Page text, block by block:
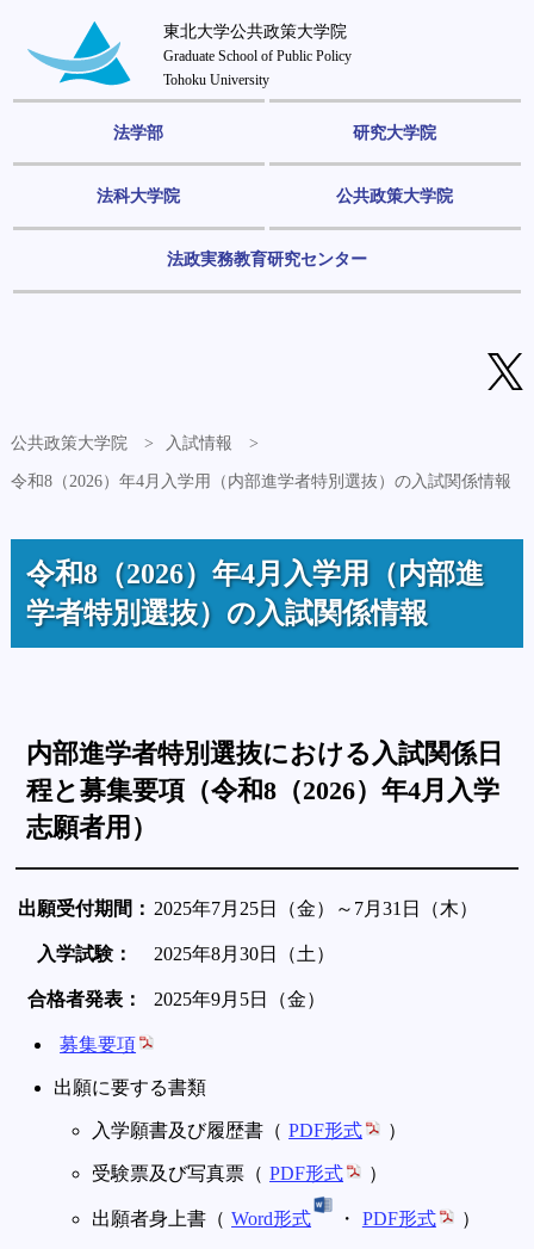
東北大学公共政策大学院
Graduate School of Public Policy
Tohoku University
法学部 研究大学院
法科大学院 公共政策大学院
法政実務教育研究センター
公共政策大学院 入試情報
令和8（2026）年4月入学用（内部進学者特別選抜）の入試関係情報
令和8（2026）年4月入学用（内部進
学者特別選抜）の入試関係情報
内部進学者特別選抜における入試関係日
程と募集要項（令和8（2026）年4月入学
志願者用）
出願受付期間： 2025年7月25日（金）～7月31日（木）
入学試験： 2025年8月30日（土）
合格者発表： 2025年9月5日（金）
募集要項
出願に要する書類
入学願書及び履歴書（ PDF形式 ）
受験票及び写真票（ PDF形式 ）
出願者身上書（ Word形式 ・ PDF形式 ）